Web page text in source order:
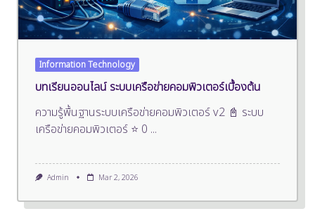
Information Technology
บทเรียนออนไลน์ ระบบเครือข่ายคอมพิวเตอร์เบื้องต้น
ความรู้พื้นฐานระบบเครือข่ายคอมพิวเตอร์ v2 📓 ระบบ
เครือข่ายคอมพิวเตอร์ ⭐ 0 ...
Admin Mar 2, 2026